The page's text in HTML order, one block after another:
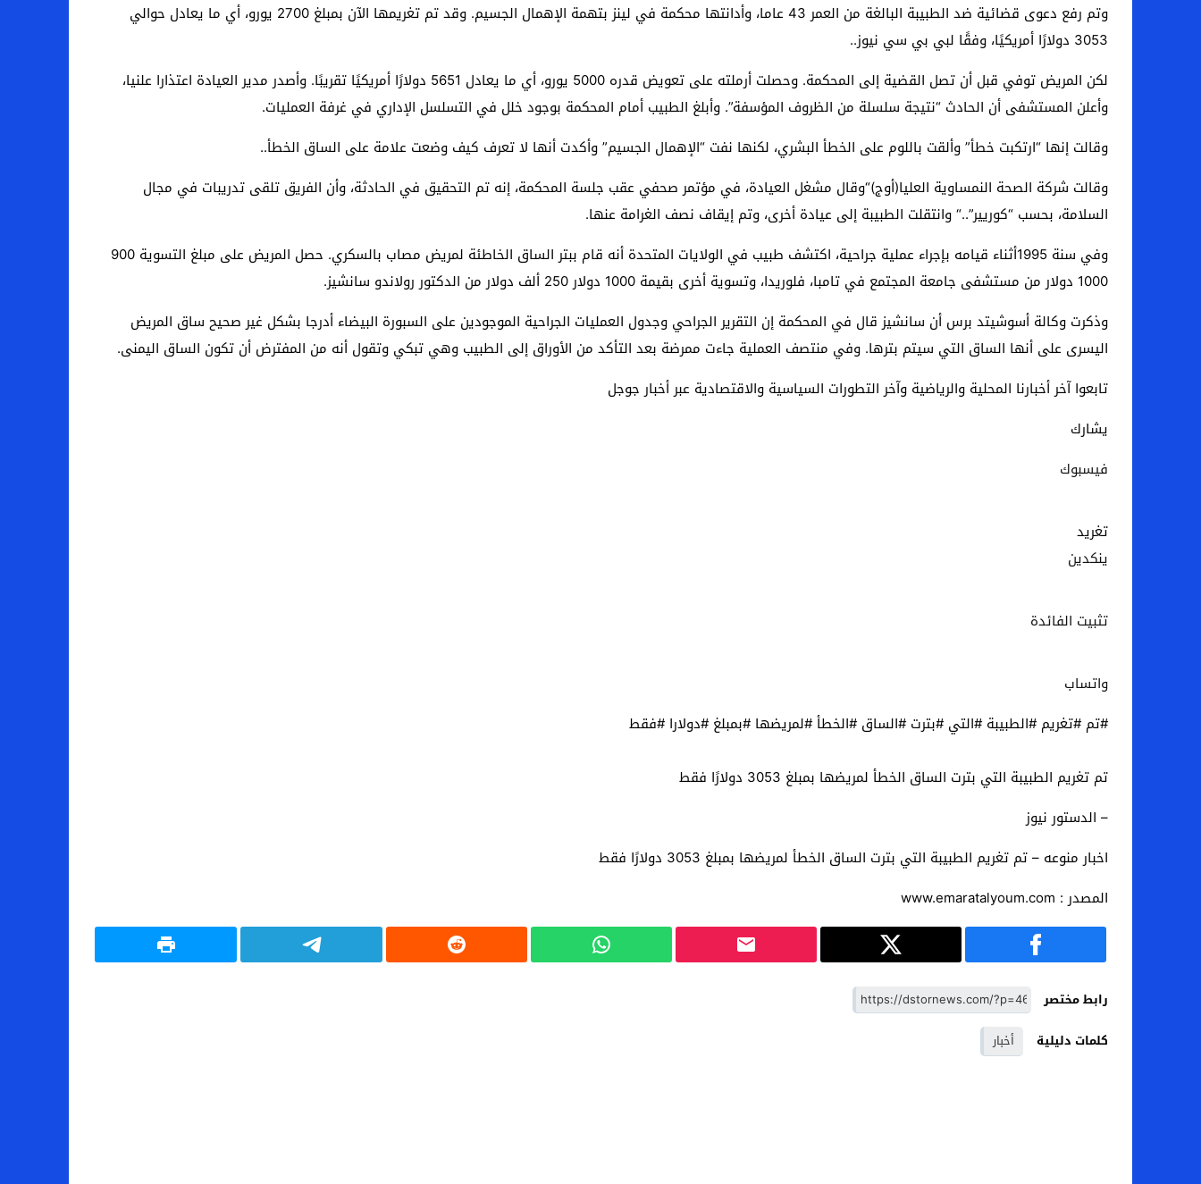
وتم رفع دعوى قضائية ضد الطبيبة البالغة من العمر 43 عاما، وأدانتها محكمة في لينز بتهمة الإهمال الجسيم. وقد تم تغريمها الآن بمبلغ 2700 يورو، أي ما يعادل حوالي
3053 دولارًا أمريكيًا، وفقًا لبي بي سي نيوز.
.
لكن المريض توفي قبل أن تصل القضية إلى المحكمة. وحصلت أرملته على تعويض قدره 5000 يورو، أي ما يعادل 5651 دولارًا أمريكيًا تقريبًا
. وأصدر مدير العيادة اعتذارا علنيا،
وأعلن المستشفى أن الحادث “نتيجة سلسلة من الظروف المؤسفة”. وأبلغ الطبيب أمام المحكمة بوجود خلل في التسلسل الإداري في غرفة العمليات.
وقالت إنها “ارتكبت خطأ” وألقت باللوم على الخطأ البشري، لكنها نفت “الإهمال الجسيم” وأكدت أنها لا تعرف كيف وضعت علامة على الساق الخطأ..
وقالت شركة الصحة النمساوية العليا“(أوج)
وقال مشغل العيادة، في مؤتمر صحفي عقب جلسة المحكمة، إنه تم التحقيق في الحادثة، وأن الفريق تلقى تدريبات في مجال
السلامة، بحسب “كوريير”.“.وانتقلت الطبيبة إلى عيادة أخرى، وتم إيقاف نصف الغرامة عنها.
وفي سنة 1995أثناء قيامه بإجراء عملية جراحية، اكتشف طبيب في الولايات المتحدة أنه قام ببتر الساق الخاطئة لمريض مصاب بالسكري. حصل المريض على مبلغ التسوية 900
1000 دولار من مستشفى جامعة المجتمع في تامبا، فلوريدا، وتسوية أخرى بقيمة 1000 دولار
250 ألف دولار من الدكتور رولاندو سانشيز.
وذكرت وكالة أسوشيتد برس أن سانشيز قال في المحكمة إن التقرير الجراحي وجدول العمليات الجراحية الموجودين على السبورة البيضاء أدرجا بشكل غير صحيح ساق المريض
اليسرى على أنها الساق التي سيتم بترها. وفي منتصف العملية جاءت ممرضة بعد التأكد من الأوراق إلى الطبيب وهي تبكي وتقول أنه من المفترض أن تكون الساق اليمنى.
تابعوا آخر أخبارنا المحلية والرياضية وآخر التطورات السياسية والاقتصادية عبر أخبار جوجل
يشارك
فيسبوك
تغريد
ينكدين
تثبيت الفائدة
واتساب
#تم #تغريم #الطبيبة #التي #بترت #الساق #الخطأ #لمريضها #بمبلغ #دولارا #فقط
تم تغريم الطبيبة التي بترت الساق الخطأ لمريضها بمبلغ 3053 دولارًا فقط
– الدستور نيوز
اخبار منوعه – تم تغريم الطبيبة التي بترت الساق الخطأ لمريضها بمبلغ 3053 دولارًا فقط
المصدر : www.emaratalyoum.com
رابط مختصر
كلمات دليلية
أخبار